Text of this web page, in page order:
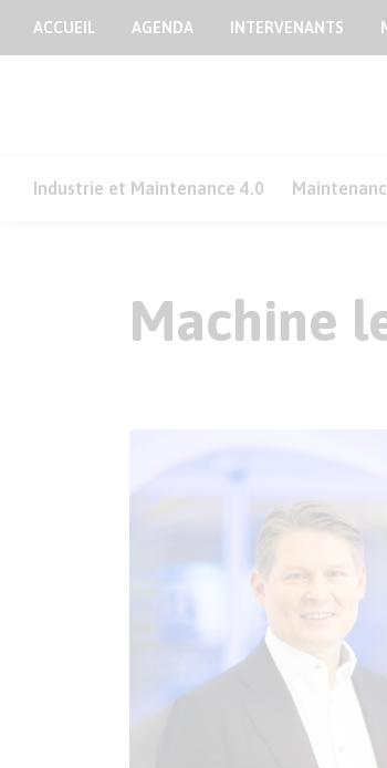
ACCUEIL AGENDA INTERVENANTS
Industrie et Maintenance 4.0
Machine